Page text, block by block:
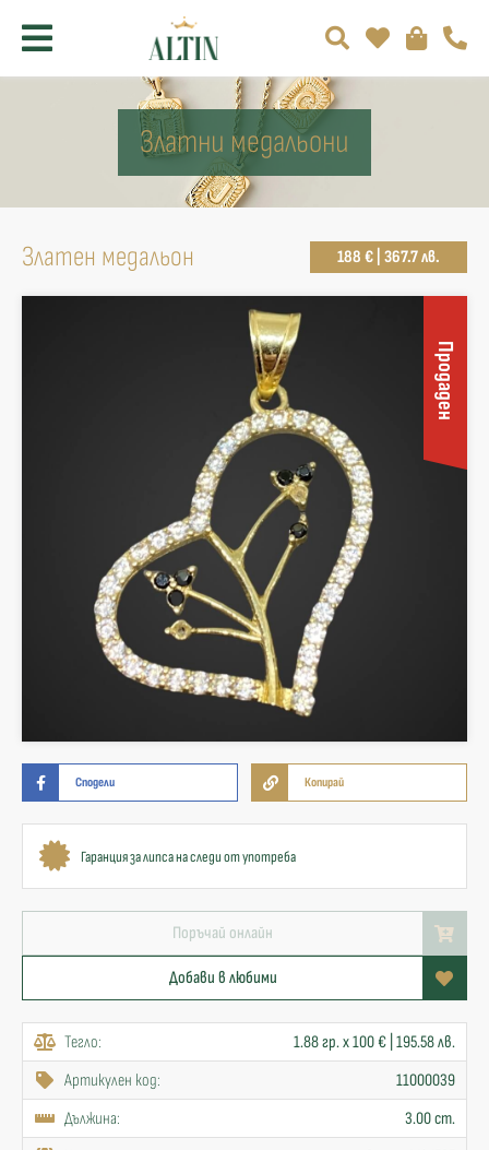
Златни медальони
Златен медальон 188 € | 367.7 лв.
Продаден
Сподели Копирай
Гаранция за липса на следи от употреба
Поръчай онлайн
Добави в любими
Тегло:
1.88 гр. x 100 € | 195.58 лв.
Артикулен код:
11000039
Дължина:
3.00 cm.